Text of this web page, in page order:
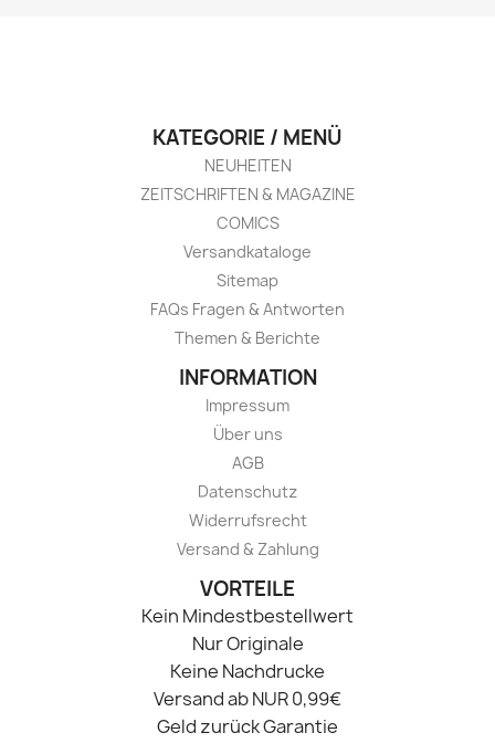
KATEGORIE / MENÜ
NEUHEITEN
ZEITSCHRIFTEN & MAGAZINE
COMICS
Versandkataloge
Sitemap
FAQs Fragen & Antworten
Themen & Berichte
INFORMATION
Impressum
Über uns
AGB
Datenschutz
Widerrufsrecht
Versand & Zahlung
VORTEILE
Kein Mindestbestellwert
Nur Originale
Keine Nachdrucke
Versand ab NUR 0,99€
Geld zurück Garantie